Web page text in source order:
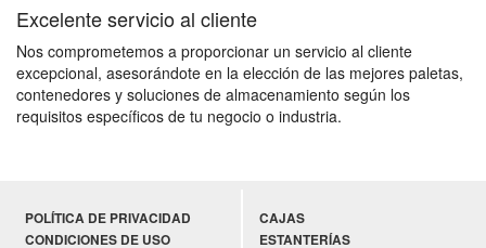
Excelente servicio al cliente
Nos comprometemos a proporcionar un servicio al cliente
excepcional, asesorándote en la elección de las mejores paletas,
contenedores y soluciones de almacenamiento según los
requisitos específicos de tu negocio o industria.
POLÍTICA DE PRIVACIDAD
CONDICIONES DE USO
CAJAS
ESTANTERÍAS